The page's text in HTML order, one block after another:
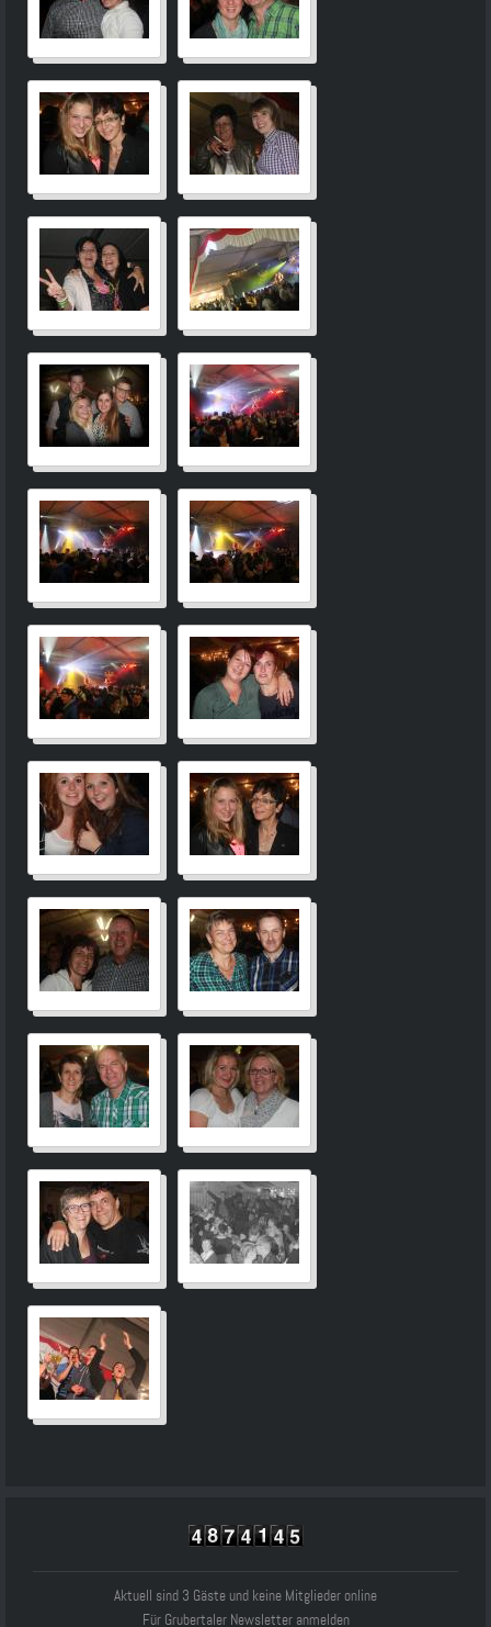
Aktuell sind 3 Gäste und keine Mitglieder online
Für Grubertaler Newsletter anmelden